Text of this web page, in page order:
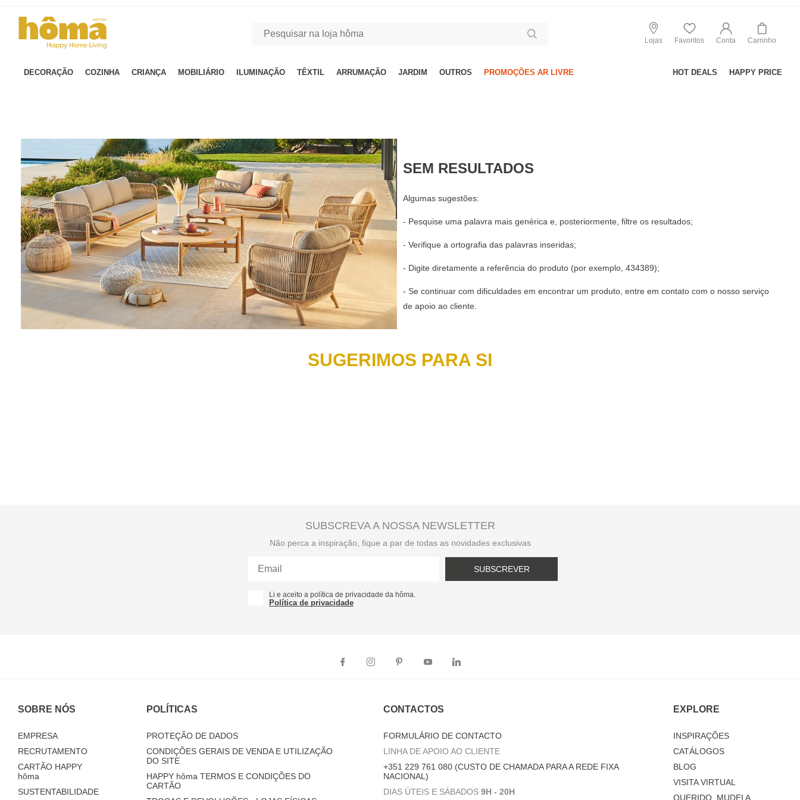
Lojas Favoritos Conta Carrinho
DECORAÇÃO COZINHA CRIANÇA MOBILIÁRIO ILUMINAÇÃO TÊXTIL ARRUMAÇÃO JARDIM OUTROS PROMOÇÕES AR LIVRE HOT DEALS HAPPY PRICE
SEM RESULTADOS
Algumas sugestões:
- Pesquise uma palavra mais genérica e, posteriormente, filtre os resultados;
- Verifique a ortografia das palavras inseridas;
- Digite diretamente a referência do produto (por exemplo, 434389);
- Se continuar com dificuldades em encontrar um produto, entre em contato com o nosso serviço
de apoio ao cliente.
SUGERIMOS PARA SI
SUBSCREVA A NOSSA NEWSLETTER
Não perca a inspiração, fique a par de todas as novidades exclusivas
SUBSCREVER
Li e aceito a política de privacidade da hôma.
Política de privacidade
SOBRE NÓS
EMPRESA
RECRUTAMENTO
CARTÃO HAPPY
hôma
SUSTENTABILIDADE
POLÍTICAS
PROTEÇÃO DE DADOS
CONDIÇÕES GERAIS DE VENDA E UTILIZAÇÃO
DO SITE
HAPPY hôma TERMOS E CONDIÇÕES DO
CARTÃO
CONTACTOS
FORMULÁRIO DE CONTACTO
LINHA DE APOIO AO CLIENTE
+351 229 761 080 (CUSTO DE CHAMADA PARA A REDE FIXA
NACIONAL)
DIAS ÚTEIS E SÁBADOS 9H - 20H
EXPLORE
INSPIRAÇÕES
CATÁLOGOS
BLOG
VISITA VIRTUAL
QUERIDO, MUDEI A